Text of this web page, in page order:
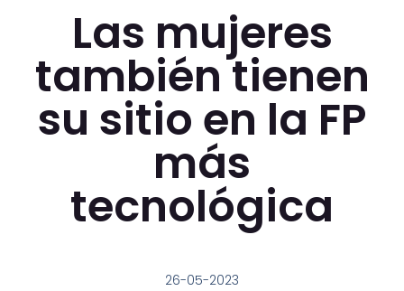
Las mujeres
también tienen
su sitio en la FP
más
tecnológica
26-05-2023